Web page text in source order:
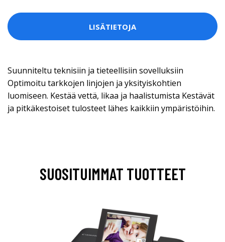
LISÄTIETOJA
Suunniteltu teknisiin ja tieteellisiin sovelluksiin
Optimoitu tarkkojen linjojen ja yksityiskohtien
luomiseen. Kestää vettä, likaa ja haalistumista Kestävät
ja pitkäkestoiset tulosteet lähes kaikkiin ympäristöihin.
SUOSITUIMMAT TUOTTEET